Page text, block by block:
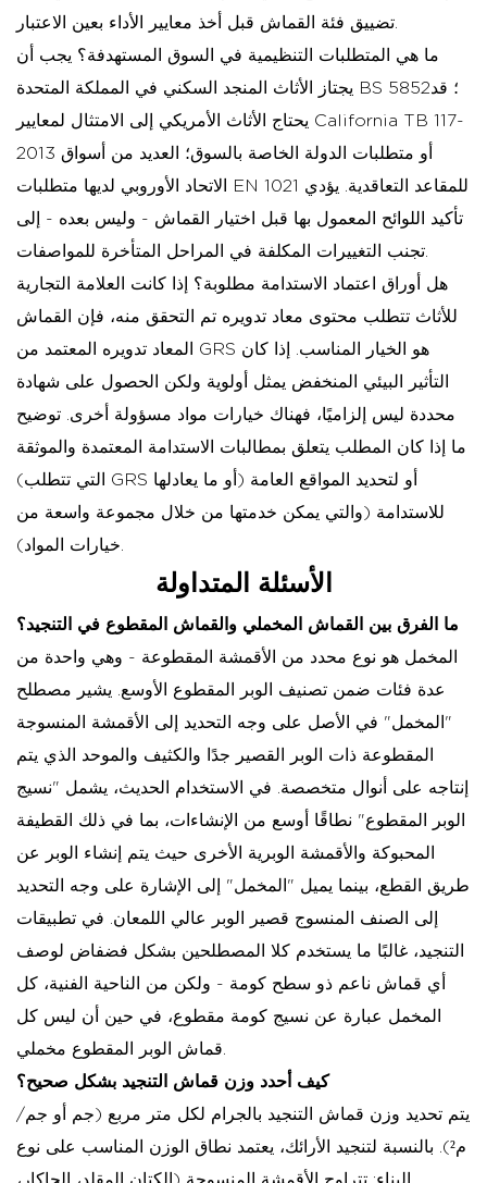
ما هي المتطلبات التنظيمية في السوق المستهدفة؟ يجب أن
يجتاز الأثاث المنجد السكني في المملكة المتحدة BS 5852؛ قد
يحتاج الأثاث الأمريكي إلى الامتثال لمعايير California TB 117-
2013 أو متطلبات الدولة الخاصة بالسوق؛ العديد من أسواق
الاتحاد الأوروبي لديها متطلبات EN 1021 للمقاعد التعاقدية. يؤدي
تأكيد اللوائح المعمول بها قبل اختيار القماش - وليس بعده - إلى
هل أوراق اعتماد الاستدامة مطلوبة؟
إذا كانت العلامة التجارية
للأثاث تتطلب محتوى معاد تدويره تم التحقق منه، فإن القماش
المعاد تدويره المعتمد من GRS هو الخيار المناسب. إذا كان
التأثير البيئي المنخفض يمثل أولوية ولكن الحصول على شهادة
محددة ليس إلزاميًا، فهناك خيارات مواد مسؤولة أخرى. توضيح
ما إذا كان المطلب يتعلق بمطالبات الاستدامة المعتمدة والموثقة
(التي تتطلب GRS أو ما يعادلها) أو لتحديد المواقع العامة
للاستدامة (والتي يمكن خدمتها من خلال مجموعة واسعة من
الأسئلة المتداولة
ما الفرق بين القماش المخملي والقماش المقطوع في التنجيد؟
المخمل هو نوع محدد من الأقمشة المقطوعة - وهي واحدة من
عدة فئات ضمن تصنيف الوبر المقطوع الأوسع. يشير مصطلح
"المخمل" في الأصل على وجه التحديد إلى الأقمشة المنسوجة
المقطوعة ذات الوبر القصير جدًا والكثيف والموحد الذي يتم
إنتاجه على أنوال متخصصة. في الاستخدام الحديث، يشمل "نسيج
الوبر المقطوع" نطاقًا أوسع من الإنشاءات، بما في ذلك القطيفة
المحبوكة والأقمشة الوبرية الأخرى حيث يتم إنشاء الوبر عن
طريق القطع، بينما يميل "المخمل" إلى الإشارة على وجه التحديد
إلى الصنف المنسوج قصير الوبر عالي اللمعان. في تطبيقات
التنجيد، غالبًا ما يستخدم كلا المصطلحين بشكل فضفاض لوصف
أي قماش ناعم ذو سطح كومة - ولكن من الناحية الفنية، كل
المخمل عبارة عن نسيج كومة مقطوع، في حين أن ليس كل
كيف أحدد وزن قماش التنجيد بشكل صحيح؟
يتم تحديد وزن قماش التنجيد بالجرام لكل متر مربع (جم أو جم/
م²). بالنسبة لتنجيد الأرائك، يعتمد نطاق الوزن المناسب على نوع